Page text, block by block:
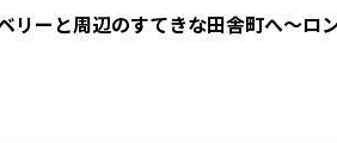
リーと周辺のすてきな田舎町へ～ロ